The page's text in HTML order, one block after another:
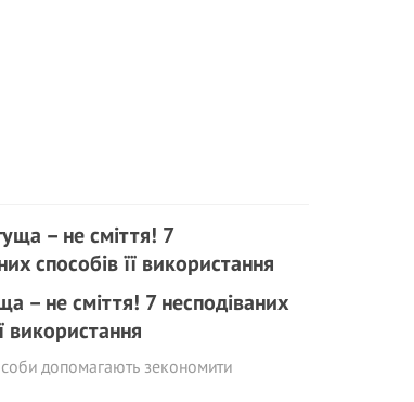
– не сміття! 7 несподіваних
використання
допомагають зекономити